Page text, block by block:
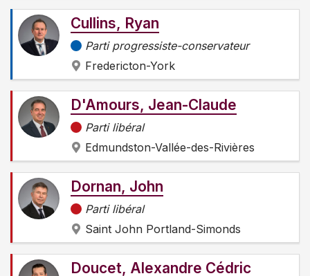
Cullins, Ryan
Parti progressiste-conservateur
Fredericton-York
D'Amours, Jean-Claude
Parti libéral
Edmundston-Vallée-des-Rivières
Dornan, John
Parti libéral
Saint John Portland-Simonds
Doucet, Alexandre Cédric